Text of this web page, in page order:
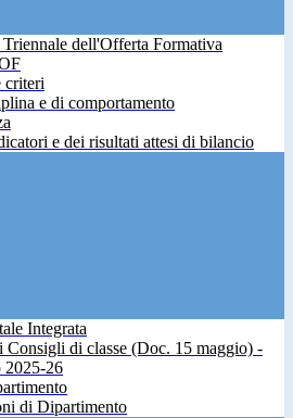
dell'Offerta Formativa
criteri
e di comportamento
e dei risultati attesi di bilancio
Integrata
Consigli di classe (Doc. 15 maggio) -
2025-26
di Dipartimento